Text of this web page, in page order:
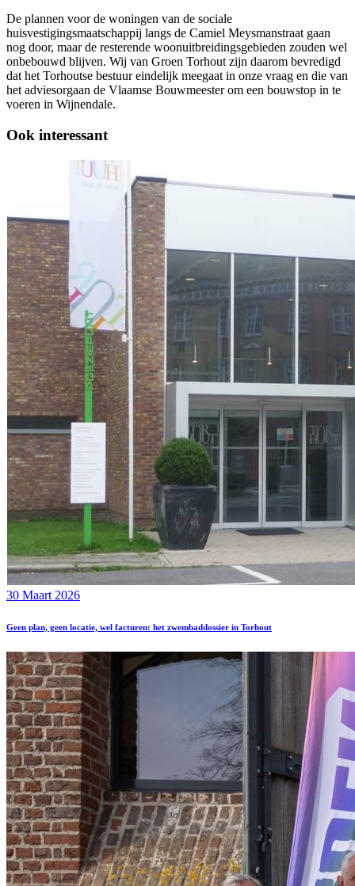
De plannen voor de woningen van de sociale
huisvestigingsmaatschappij langs de Camiel Meysmanstraat gaan
nog door, maar de resterende woonuitbreidingsgebieden zouden wel
onbebouwd blijven. Wij van Groen Torhout zijn daarom bevredigd
dat het Torhoutse bestuur eindelijk meegaat in onze vraag en die van
het adviesorgaan de Vlaamse Bouwmeester om een bouwstop in te
voeren in Wijnendale.
Ook interessant
30 Maart 2026
Geen plan, geen locatie, wel facturen: het zwembaddossier in Torhout